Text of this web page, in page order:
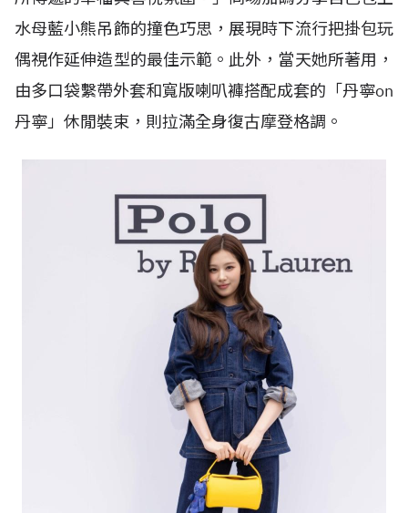
水母藍小熊吊飾的撞色巧思，展現時下流行把掛包玩
偶視作延伸造型的最佳示範。此外，當天她所著用，
由多口袋繫帶外套和寬版喇叭褲搭配成套的「丹寧on
丹寧」休閒裝束，則拉滿全身復古摩登格調。